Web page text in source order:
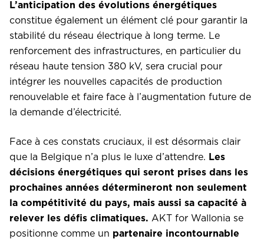
L’anticipation des évolutions énergétiques
constitue également un élément clé pour garantir la
stabilité du réseau électrique à long terme. Le
renforcement des infrastructures, en particulier du
réseau haute tension 380 kV, sera crucial pour
intégrer les nouvelles capacités de production
renouvelable et faire face à l’augmentation future de
la demande d’électricité.
Face à ces constats cruciaux, il est désormais clair
que la Belgique n’a plus le luxe d’attendre. Les
décisions énergétiques qui seront prises dans les
prochaines années détermineront non seulement
la compétitivité du pays, mais aussi sa capacité à
relever les défis climatiques. AKT for Wallonia se
positionne comme un partenaire incontournable